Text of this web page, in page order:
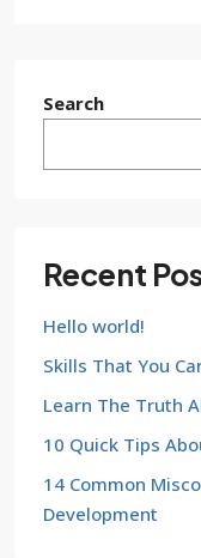
Search
Recent
Hello world!
Skills That You
Learn The Truth
10 Quick Tips
14 Common
Development